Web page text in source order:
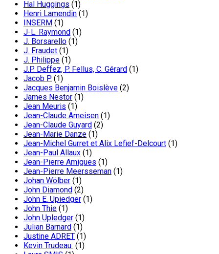
Hal Huggings (1)
Henri Lamendin (1)
INSERM (1)
J-L. Raymond (1)
J. Borsarello (1)
J. Fraudet (1)
J. Philippe (1)
J.P. Deffez, P. Fellus, C. Gérard (1)
Jacob P. (1)
Jacques Benjamin Boislève (2)
James Nestor (1)
Jean Meuris (1)
Jean-Claude Ameisen (1)
Jean-Claude Guyard (2)
Jean-Marie Danze (1)
Jean-Michel Gurret et Alix Lefief-Delcourt (1)
Jean-Paul Allaux (1)
Jean-Pierre Amigues (1)
Jean-Pierre Meersseman (1)
Johan Wölber (1)
John Diamond (2)
John E. Upiedger (1)
John Thie (1)
John Upledger (1)
Julian Barnard (1)
Justine ADRET (1)
Kevin Trudeau (1)